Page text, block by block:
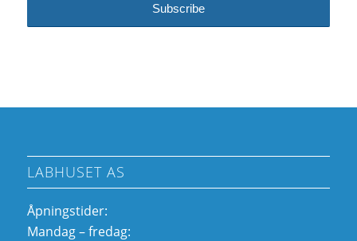
LABHUSET AS
Åpningstider:
Mandag – fredag: